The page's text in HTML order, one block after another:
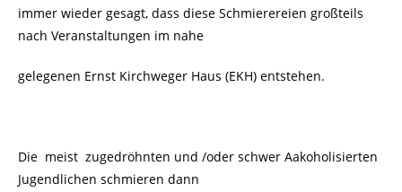
immer wieder gesagt, dass diese Schmierereien großteils
nach Veranstaltungen im nahe
gelegenen Ernst Kirchweger Haus (EKH) entstehen.
Die meist zugedröhnten und /oder schwer Aakoholisierten
Jugendlichen schmieren dann